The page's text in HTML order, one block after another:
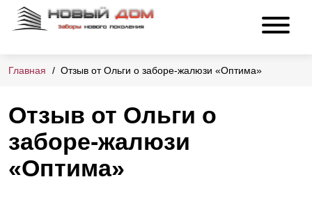
Главная Отзыв от Ольги о заборе-жалюзи «Оптима»
Отзыв от Ольги о
заборе-жалюзи
«Оптима»